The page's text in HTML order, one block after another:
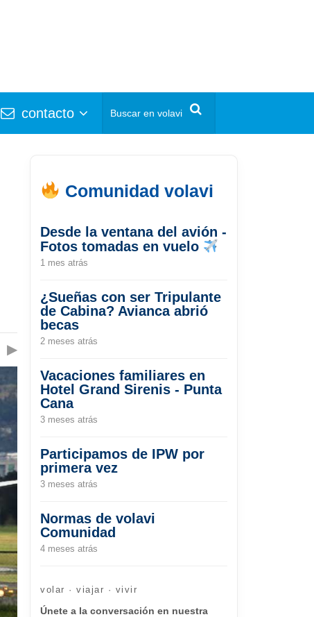
contacto
▶
Comunidad volavi
Desde la ventana del avión -
Fotos tomadas en vuelo
1 mes atrás
¿Sueñas con ser Tripulante
de Cabina? Avianca abrió
becas
2 meses atrás
Vacaciones familiares en
Hotel Grand Sirenis - Punta
Cana
3 meses atrás
Participamos de IPW por
primera vez
3 meses atrás
Normas de volavi
Comunidad
4 meses atrás
volar · viajar · vivir
Únete a la conversación en nuestra